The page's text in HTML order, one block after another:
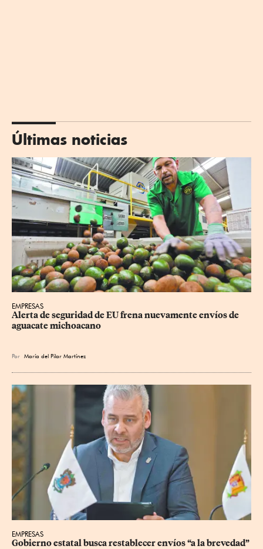
Últimas noticias
EMPRESAS
Alerta de seguridad de EU frena nuevamente envíos de
aguacate michoacano
Por María del Pilar Martínez
EMPRESAS
Gobierno estatal busca restablecer envíos “a la brevedad”